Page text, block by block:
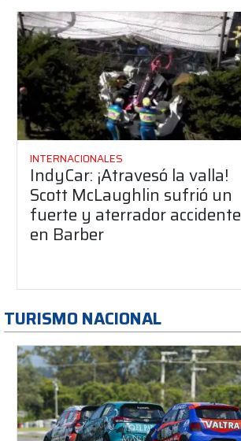
INTERNACIONALES
IndyCar: ¡Atravesó la valla!
Scott McLaughlin sufrió un
fuerte y aterrador accidente
en Barber
TURISMO NACIONAL